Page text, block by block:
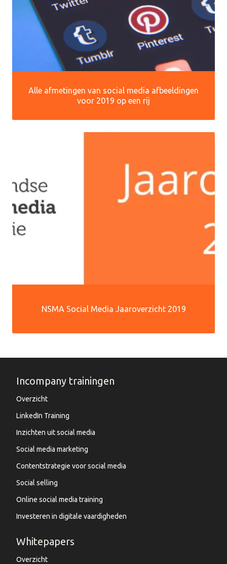
Alle afmetingen van social media afbeeldingen
voor 2019 op een rij
NSMA Social Media Jaaroverzicht 2019
Incompany trainingen
Overzicht
LinkedIn Training
Inzichten uit social media
Social media marketing
Contentstrategie voor social media
Social selling
Online social media training
Investeren in digitale vaardigheden
Whitepapers
Overzicht